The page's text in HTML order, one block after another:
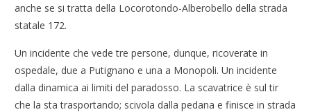
anche se si tratta della Locorotondo-Alberobello della strada
statale 172.
Un incidente che vede tre persone, dunque, ricoverate in
ospedale, due a Putignano e una a Monopoli. Un incidente
dalla dinamica ai limiti del paradosso. La scavatrice è sul tir
che la sta trasportando; scivola dalla pedana e finisce in strada